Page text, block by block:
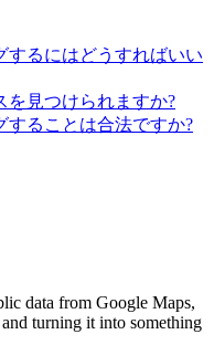
するにはどうすればいい
を見つけられますか?
することは合法ですか?
data from Google Maps,
turning it into something